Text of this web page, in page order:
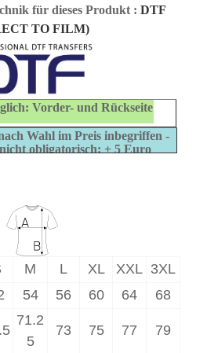
für dieses Produkt : DTF
TO FILM)
Vorder- und Rückseite
Wahl im Preis inbegriffen -
obligatorisch: + 5 Euro
M L XL XXL 3XL
54 56 60 64 68
71.2
5
73 75 77 79